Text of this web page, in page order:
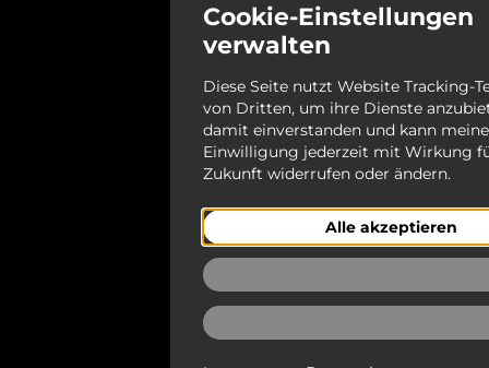
Cookie-Einstellungen
verwalten
Diese Seite nutzt Website Tracking-
von Dritten, um ihre Dienste
damit einverstanden und kann meine
Einwilligung jederzeit mit Wirkung
Zukunft widerrufen oder ändern.
Alle akzeptieren